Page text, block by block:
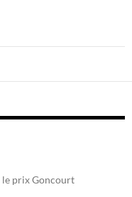
le prix Goncourt